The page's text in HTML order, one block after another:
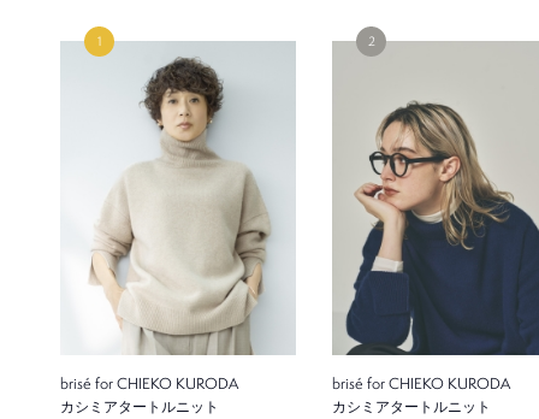
Stylevoice for xxx
【2WAY】ウールロングコート
¥27,500
FRAY I.D
【STYLEVOICE限定カラー】
カンロングコート
¥49,500
brisé for CHIEKO KURODA
カシミアタートルニット
brisé for CHIEKO KURODA
カシミアタートルニット